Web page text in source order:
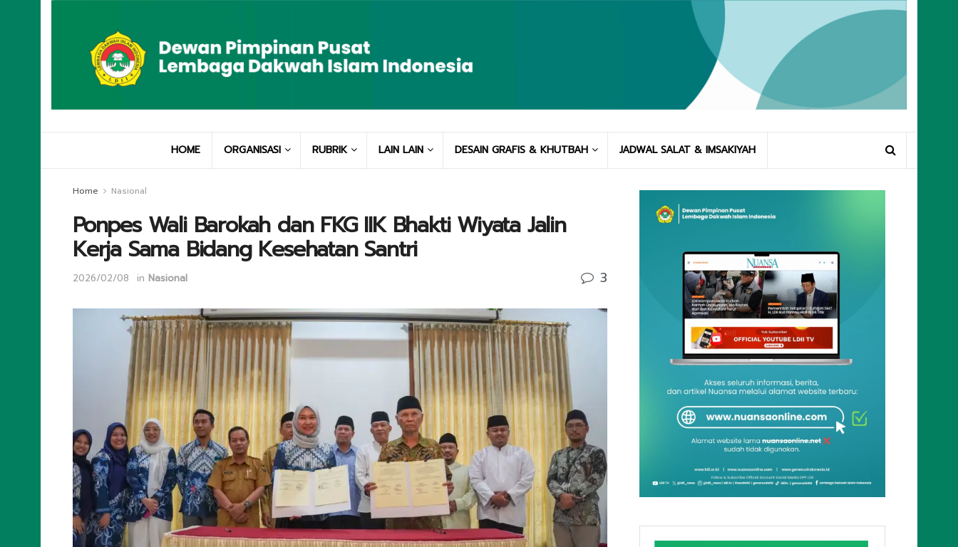
HOME ORGANISASI RUBRIK LAIN LAIN DESAIN GRAFIS & KHUTBAH JADWAL SALAT & IMSAKIYAH
Home Nasional
Ponpes Wali Barokah dan FKG IIK Bhakti Wiyata Jalin
Kerja Sama Bidang Kesehatan Santri
2026/02/08 in Nasional 3